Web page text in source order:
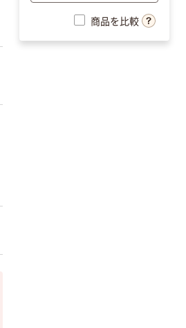
商品を比較